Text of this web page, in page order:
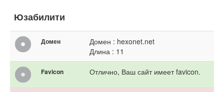
Юзабилити
Домен
Домен : hexonet.net
Длина : 11
Favicon Отлично, Ваш сайт имеет favicon.